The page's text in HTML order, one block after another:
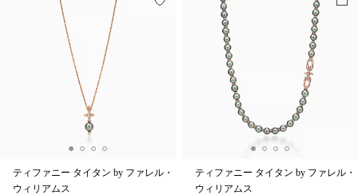
ティファニー タイタン by ファレル・
ウィリアムス
ティファニー タイタン by ファレル・
ウィリアムス